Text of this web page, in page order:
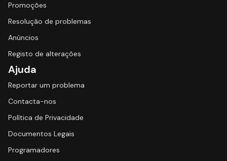
Promoções
Resolução de problemas
Anúncios
Registo de alterações
Ajuda
Reportar um problema
Contacta-nos
Política de Privacidade
Documentos Legais
Programadores